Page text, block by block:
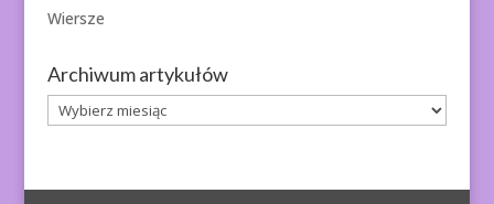
Wiersze
Archiwum artykułów
Archiwum
artykułów